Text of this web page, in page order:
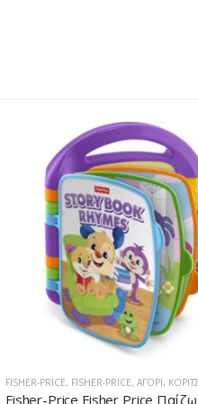
FISHER-PRICE, FISHER-PRICE, ΑΓΌΡΙ,